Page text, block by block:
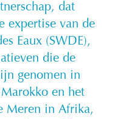
dat
expertise van de
Eaux (SWDE),
die de
genomen in
en het
Meren in Afrika,